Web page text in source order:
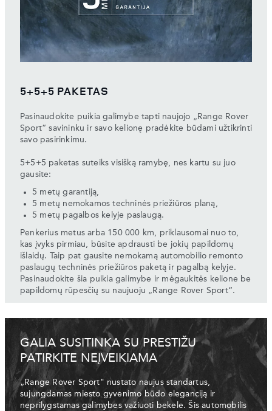
5+5+5 PAKETAS
Pasinaudokite puikia galimybe tapti naujojo „Range Rover
Sport“ savininku ir savo kelionę pradėkite būdami užtikrinti
savo pasirinkimu.
5+5+5 paketas suteiks visišką ramybę, nes kartu su juo
gausite:
5 metų garantiją,
5 metų nemokamos techninės priežiūros planą,
5 metų pagalbos kelyje paslaugą.
Penkerius metus arba 150 000 km, priklausomai nuo to,
kas įvyks pirmiau, būsite apdrausti be jokių papildomų
išlaidų. Taip pat gausite nemokamą automobilio remonto
paslaugų techninės priežiūros paketą ir pagalbą kelyje.
Pasinaudokite šia puikia galimybe ir mėgaukitės kelione be
papildomų rūpesčių su naujuoju „Range Rover Sport“.
GALIA SUSITINKA SU PRESTIŽU
PATIRKITE NEĮVEIKIAMA
„Range Rover Sport" nustato naujus standartus,
sujungdamas miesto gyvenimo būdo eleganciją ir
neprilygstamas galimybes važiuoti bekele. Šis automobilis